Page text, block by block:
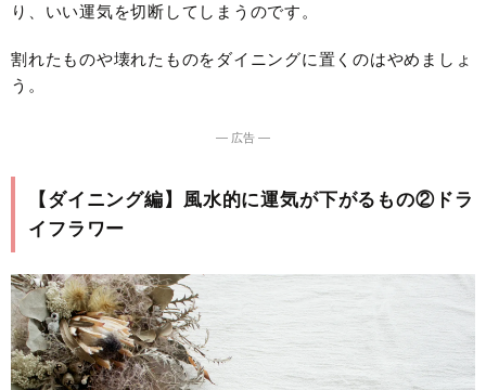
り、いい運気を切断してしまうのです。
割れたものや壊れたものをダイニングに置くのはやめましょ
う。
― 広告 ―
【ダイニング編】風水的に運気が下がるもの②ドラ
イフラワー